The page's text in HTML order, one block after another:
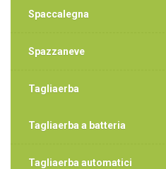
Spaccalegna
Spazzaneve
Tagliaerba
Tagliaerba a batteria
Tagliaerba automatici